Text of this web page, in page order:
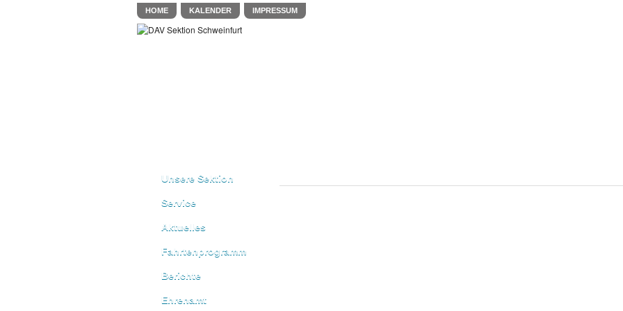
HOME KALENDER IMPRESSUM
Unsere Sektion
Service
Aktuelles
Fahrtenprogramm
Berichte
Ehrenamt